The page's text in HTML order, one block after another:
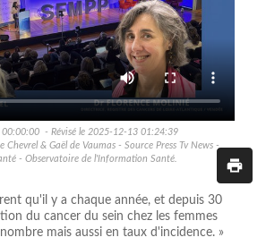
- Révisé le 2025-12-13 01:24:39
Chevrel & Gaël de Vaumas - Source Press Tv News -
- Observatoire de l'Information Santé.
qu'il y a chaque année, et depuis 30
du cancer du sein chez les femmes
mais aussi en taux d'incidence. »